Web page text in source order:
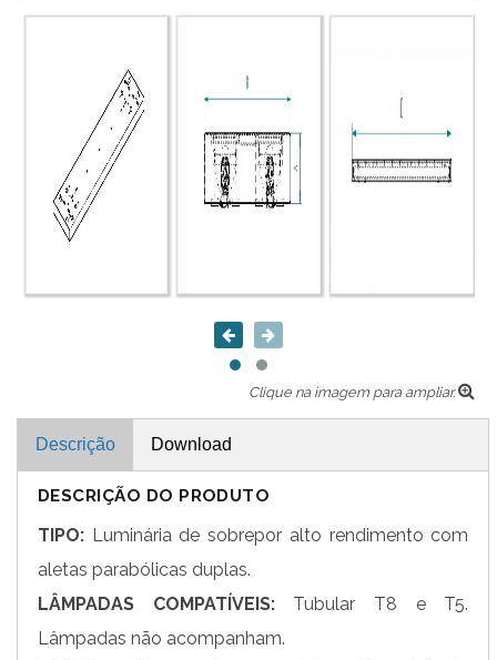
Clique na imagem para ampliar.
Descrição Download
DESCRIÇÃO DO PRODUTO
TIPO: Luminária de sobrepor alto rendimento com
aletas parabólicas duplas.
LÂMPADAS COMPATÍVEIS:Tubular T8 e T5.
Lâmpadas não acompanham.